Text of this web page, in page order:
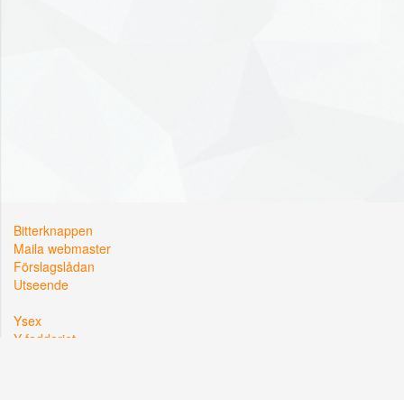
Bitterknappen
Maila webmaster
Förslagslådan
Utseende
Ysex
Y-fadderiet